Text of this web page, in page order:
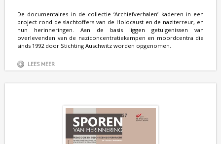
De documentaires in de collectie ‘Archiefverhalen’ kaderen in een
project rond de slachtoffers van de Holocaust en de naziterreur, en
hun herinneringen. Aan de basis liggen getuigenissen van
overlevenden van de naziconcentratiekampen en moordcentra die
sinds 1992 door Stichting Auschwitz worden opgenomen.
LEES MEER